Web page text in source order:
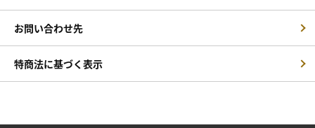
お問い合わせ先
特商法に基づく表示